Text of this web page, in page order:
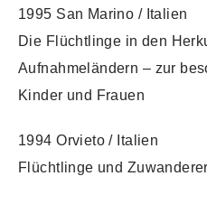
1995 San Marino / Italien
Die Flüchtlinge in den
Aufnahmeländern – zur
Kinder und Frauen
1994 Orvieto / Italien
Flüchtlinge und Zuwanderer